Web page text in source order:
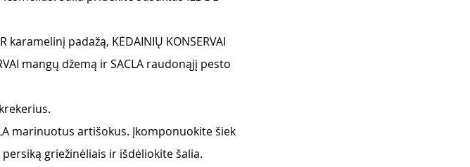
padažą, KĖDAINIŲ KONSERVAI
mangų džemą ir SACLA raudonąjį pesto
marinuotus artišokus. Įkomponuokite šiek
griežinėliais ir išdėliokite šalia.